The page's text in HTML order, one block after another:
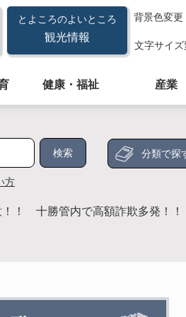
とよころのよいところ
観光情報
背景色変更
文字サイズ
健康・福祉 産業
方
分類で探
！！ 十勝管内で高額詐欺多発！！